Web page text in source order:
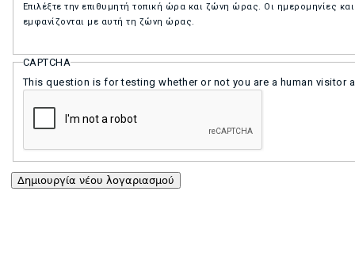
Επιλέξτε την επιθυμητή τοπική ώρα και ζώνη ώρας. Οι ημερομηνίες
εμφανίζονται με αυτή τη ζώνη ώρας.
CAPTCHA
This question is for testing whether or not you are a human visitor